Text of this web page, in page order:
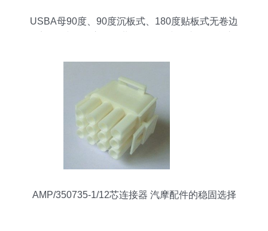
USBA母90度、90度沉板式、180度贴板式无卷边
AMP/350735-1/12芯连接器 汽摩配件的稳固选择